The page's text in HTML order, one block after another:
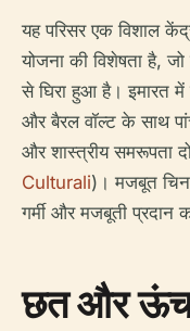
यह परिसर एक विशाल
योजना की विशेषता है,
से घिरा हुआ है। इमारत में
और बैरल वॉल्ट के साथ
और शास्त्रीय समरूपता
Culturali)। मजबूत
गर्मी और मजबूती प्रदान
छत और